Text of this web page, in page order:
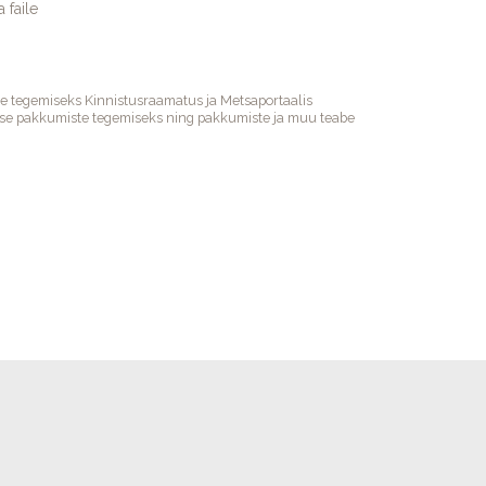
faile
tegemiseks Kinnistusraamatus ja Metsaportaalis
pakkumiste tegemiseks ning pakkumiste ja muu teabe